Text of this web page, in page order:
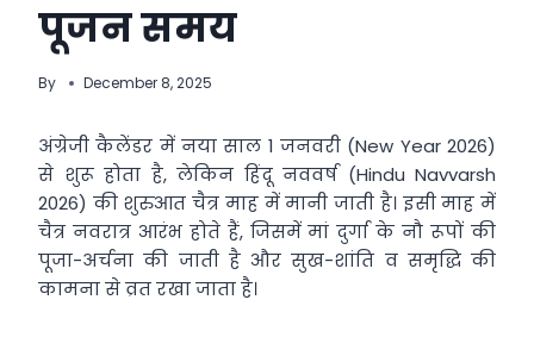
पूजन समय
By December 8, 2025
अंग्रेजी कैलेंडर में नया साल 1 जनवरी (New Year 2026)
से शुरू होता है, लेकिन हिंदू नववर्ष (Hindu Navvarsh
2026) की शुरुआत चैत्र माह में मानी जाती है। इसी माह में
चैत्र नवरात्र आरंभ होते हैं, जिसमें मां दुर्गा के नौ रूपों की
पूजा-अर्चना की जाती है और सुख-शांति व समृद्धि की
कामना से व्रत रखा जाता है।